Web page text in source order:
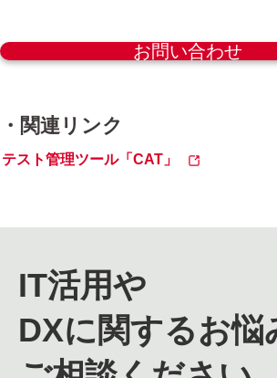
お問い合わせ
・関連リンク
テスト管理ツール「CAT」
IT活用や
DXに関するお悩